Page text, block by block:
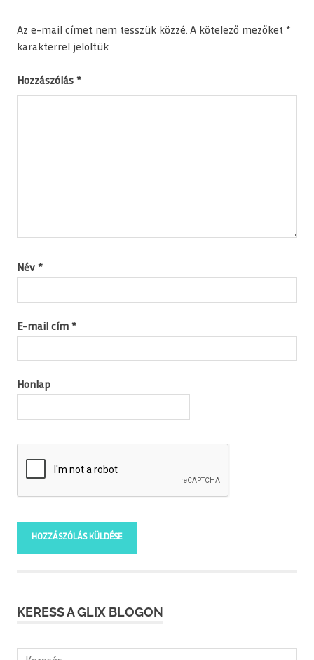
Az e-mail címet nem tesszük közzé. A kötelező mezőket *
karakterrel jelöltük
Hozzászólás *
Név *
E-mail cím *
Honlap
KERESS A GLIX BLOGON
Keresés: